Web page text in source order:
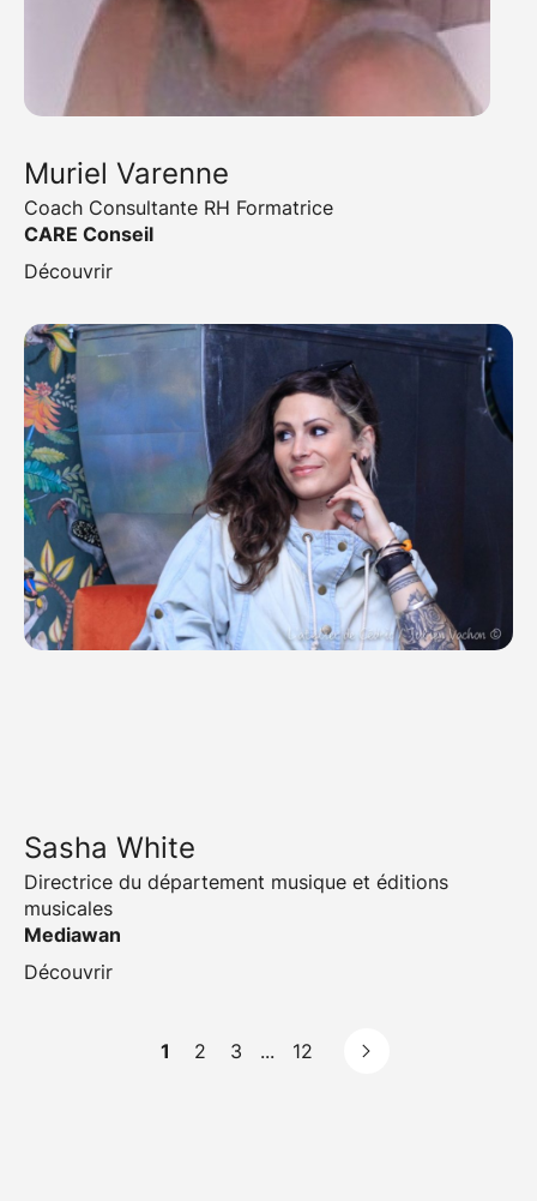
Muriel Varenne
Coach Consultante RH Formatrice
CARE Conseil
Découvrir
Sasha White
Directrice du département musique et éditions
musicales
Mediawan
Découvrir
1 2 3 ... 12